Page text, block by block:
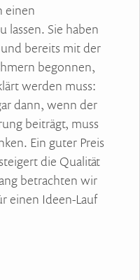
einen
Sie haben
bereits mit der
begonnen,
werden muss:
dann, wenn der
beiträgt, muss
Ein guter Preis
die Qualität
betrachten wir
einen Ideen-Lauf